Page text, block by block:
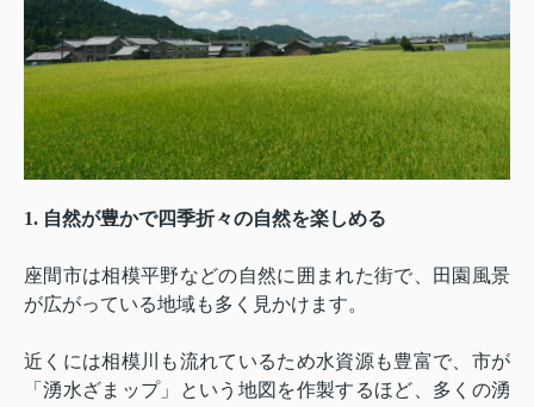
1. 自然が豊かで四季折々の自然を楽しめる
座間市は相模平野などの自然に囲まれた街で、田園風景
が広がっている地域も多く見かけます。
近くには相模川も流れているため水資源も豊富で、市が
「湧水ざまップ」という地図を作製するほど、多くの湧